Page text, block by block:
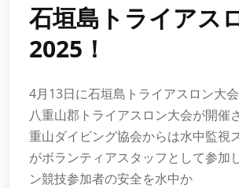
石垣島トライアス
2025！
4月13日に石垣島トライアスロン大
八重山郡トライアスロン大会が開催
重山ダイビング協会からは水中監視
がボランティアスタッフとして参加
ン競技参加者の安全を水中か